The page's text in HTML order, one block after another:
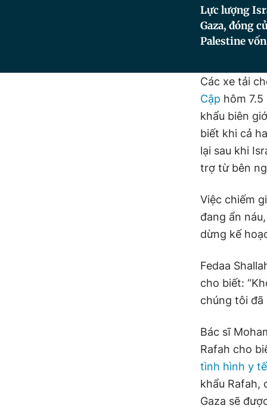
Lực lượng
Gaza, đóng
Palestine
Các xe tải
Cập hôm
khẩu biên
biết khi cả
lại sau khi
trợ từ bên
Việc chiếm
đang ẩn
dừng kế
Fedaa
cho biết:
chúng tôi đã
Bác sĩ
Rafah cho
tình hình y tế
khẩu Rafah,
Gaza sẽ